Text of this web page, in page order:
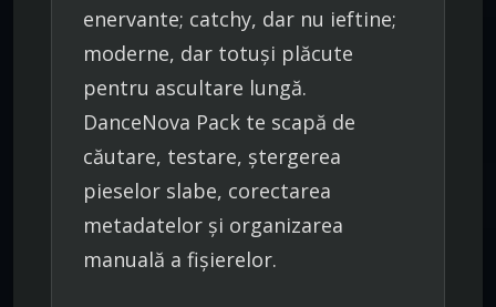
enervante; catchy, dar nu ieftine;
moderne, dar totuși plăcute
pentru ascultare lungă.
DanceNova Pack te scapă de
căutare, testare, ștergerea
pieselor slabe, corectarea
metadatelor și organizarea
manuală a fișierelor.